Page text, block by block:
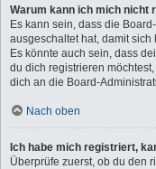
Warum kann ich mich nicht
Es kann sein, dass die
ausgeschaltet hat, damit
Es könnte auch sein, dass
du dich registrieren
dich an die Board-
Nach oben
Ich habe mich registriert,
Überprüfe zuerst, ob du den